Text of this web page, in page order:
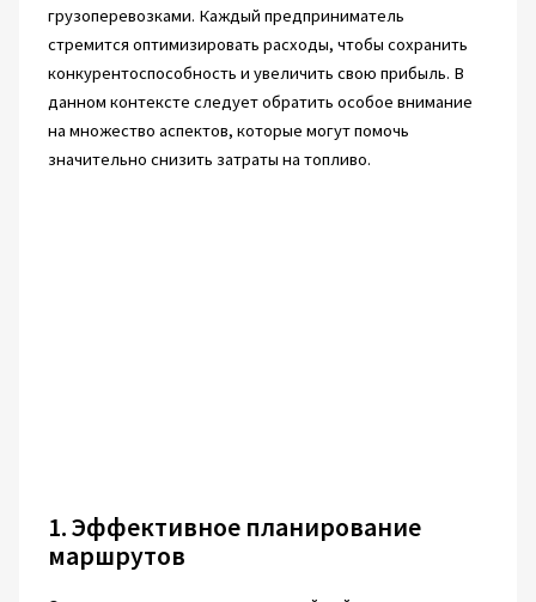
грузоперевозками. Каждый предприниматель
стремится оптимизировать расходы, чтобы сохранить
конкурентоспособность и увеличить свою прибыль. В
данном контексте следует обратить особое внимание
на множество аспектов, которые могут помочь
значительно снизить затраты на топливо.
1. Эффективное планирование
маршрутов